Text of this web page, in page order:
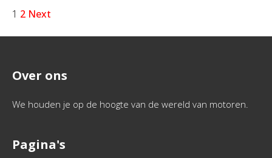
1 2 Next
Over ons
We houden je op de hoogte van de wereld van motoren.
Pagina's